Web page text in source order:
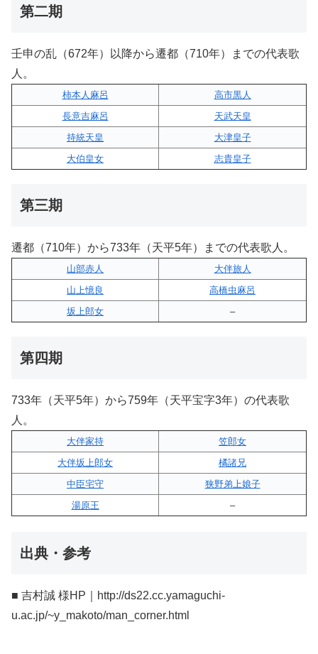
第二期
壬申の乱（672年）以降から遷都（710年）までの代表歌
人。
柿本人麻呂
高市黒人
長意吉麻呂
天武天皇
持統天皇
大津皇子
大伯皇女
志貴皇子
第三期
遷都（710年）から733年（天平5年）までの代表歌人。
山部赤人
大伴旅人
山上憶良
高橋虫麻呂
坂上郎女
–
第四期
733年（天平5年）から759年（天平宝字3年）の代表歌
人。
大伴家持
笠郎女
大伴坂上郎女
橘諸兄
中臣宅守
狭野弟上娘子
湯原王
–
出典・参考
■ 吉村誠 様HP｜http://ds22.cc.yamaguchi-
u.ac.jp/~y_makoto/man_corner.html